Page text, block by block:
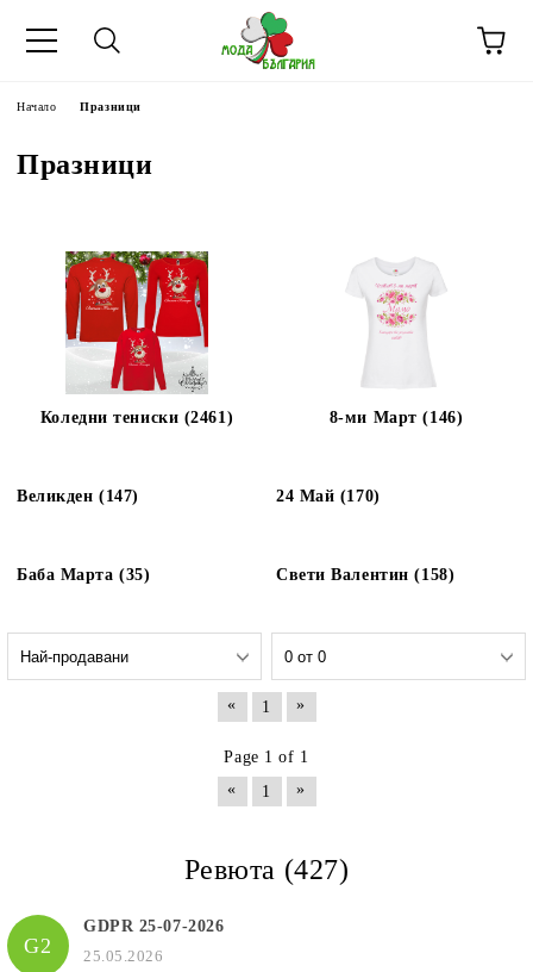
Начало Празници
Празници
Коледни тениски (2461) 8-ми Март (146)
Великден (147) 24 Май (170)
Баба Марта (35) Свети Валентин (158)
« 1 »
Page 1 of 1
«
1 »
Ревюта (427)
G2
GDPR 25-07-2026
25.05.2026